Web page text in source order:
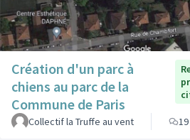
Création d'un parc à
chiens au parc de la
Commune de Paris
Collectif la Truffe au vent 19